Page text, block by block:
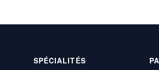
SPÉCIALITÉS